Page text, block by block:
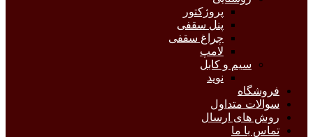
پروژکتور
پنل سقفی
چراغ سقفی
لامپ
سیم و کابل
نوید
فروشگاه
سوالات متداول
روش های ارسال
تماس با ما